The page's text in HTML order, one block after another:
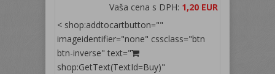
Vaša cena s DPH: 1,20 EUR
< shop:addtocartbutton=""
imageidentifier="none" cssclass="btn
btn-inverse" text="
shop:GetText(TextId=Buy)"